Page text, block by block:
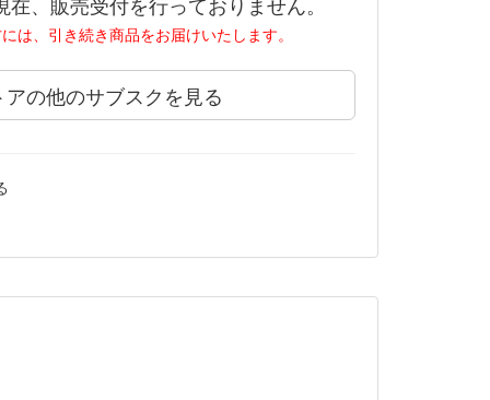
は、引き続き商品をお届けいたします。
アの他のサブスクを見る